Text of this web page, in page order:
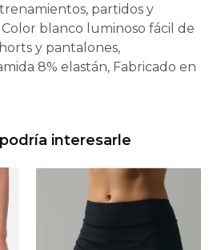
partidos y
blanco luminoso fácil de
y pantalones,
8% elastán, Fabricado en
interesarle